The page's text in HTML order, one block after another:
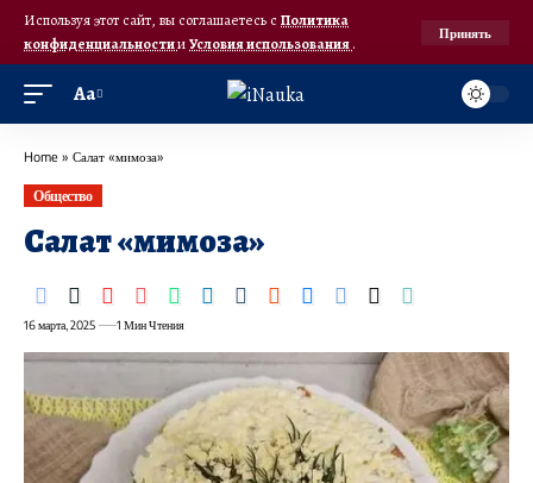
Используя этот сайт, вы соглашаетесь с Политика
конфиденциальностииУсловия использования.
Принять
Аа
Home » Салат «мимоза»
Общество
Салат «мимоза»
16 марта, 2025 1 Мин Чтения